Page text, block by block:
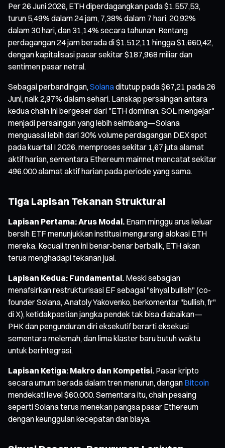
Per 26 Juni 2026, ETH diperdagangkan pada $1.557,53,
turun 5,49% dalam 24 jam, 7,38% dalam 7 hari, 20,92%
dalam 30 hari, dan 31,14% secara tahunan. Rentang
perdagangan 24 jam berada di $1.512,11 hingga $1.660,42,
dengan kapitalisasi pasar sekitar $187,968 miliar dan
sentimen pasar netral.
Sebagai perbandingan, Solanaditutup pada $67,21 pada 26
Juni, naik 2,97% dalam sehari. Lanskap persaingan antara
kedua chain ini bergeser dari "ETH dominan, SOL mengejar"
menjadi persaingan yang lebih seimbang—Solana
menguasai lebih dari 30% volume perdagangan DEX spot
pada kuartal I 2026, memproses sekitar 1,67 juta alamat
aktif harian, sementara Ethereum mainnet mencatat sekitar
496.000 alamat aktif harian pada periode yang sama.
Tiga Lapisan Tekanan Struktural
Lapisan Pertama: Arus Modal. Enam minggu arus keluar
bersih ETF menunjukkan institusi mengurangi alokasi ETH
mereka. Kecuali tren ini benar-benar berbalik, ETH akan
terus menghadapi tekanan jual.
Lapisan Kedua: Fundamental. Meski sebagian
menafsirkan restrukturisasi EF sebagai "sinyal bullish" (co-
founder Solana, Anatoly Yakovenko, berkomentar "bullish, fr"
di X), ketidakpastian jangka pendek tak bisa diabaikan—
PHK dan pengunduran diri eksekutif berarti eksekusi
sementara melemah, dan lima klaster baru butuh waktu
untuk berintegrasi.
Lapisan Ketiga: Makro dan Kompetisi. Pasar kripto
secara umum berada dalam tren menurun, dengan Bitcoin
mendekati level $60.000. Sementara itu, chain pesaing
seperti Solana terus menekan pangsa pasar Ethereum
dengan keunggulan kecepatan dan biaya.